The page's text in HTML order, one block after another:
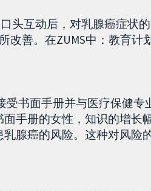
头互动后，对乳腺癌症状的
改善。在ZUMS中：教育计
受书面手册并与医疗保健专
手册的女性，知识的增长
腺癌的风险。这种对风险